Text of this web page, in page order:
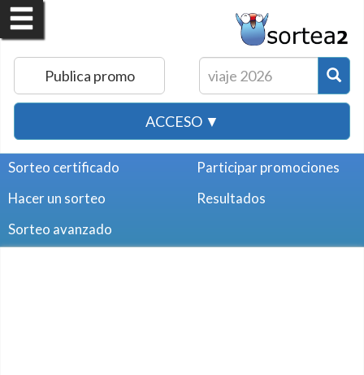
Publica promo
ACCESO ▼
Sorteo certificado
Hacer un sorteo
Sorteo avanzado
Participar promociones
Resultados